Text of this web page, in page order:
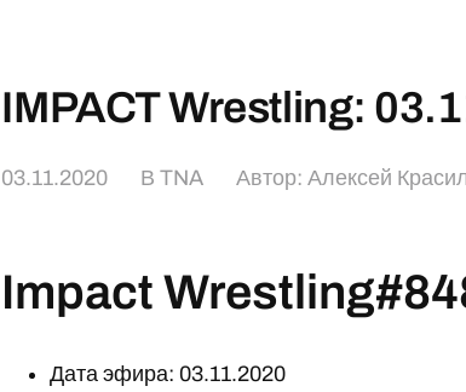
IMPACT Wrestling:
03.11.2020 ВTNA Автор:Алексей
Impact
Дата эфира: 03.11.2020